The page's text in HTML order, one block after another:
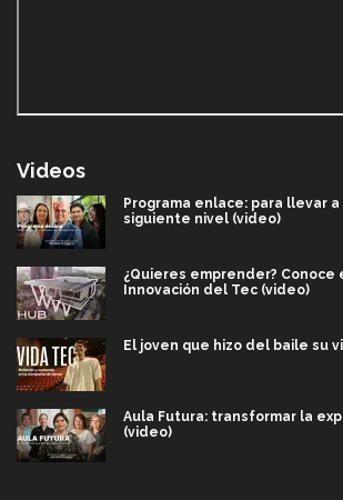
Videos
Programa enlace: para llevar
siguiente nivel (video)
¿Quieres emprender? Conoce
Innovación del Tec (video)
El joven que hizo del baile su
Aula Futura: transformar la
(video)